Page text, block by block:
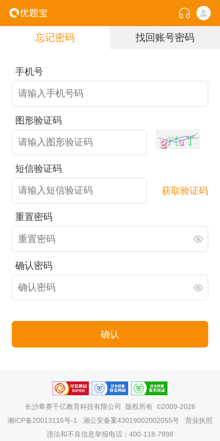
忘记密码 找回账号密码
手机号
图形验证码
短信验证码
获取验证码
重置密码
确认密码
确认
长沙希赛千亿教育科技有限公司
版权所有 ©2009-2026
湘ICP备20013116号-1
湘公安备案43019002002055号
营业执照
违法和不良信息举报电话：400-118-7898